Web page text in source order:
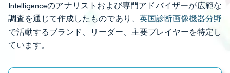
Intelligenceのアナリストおよび専門アドバイザーが広範な
調査を通じて作成したものであり、 英国診断画像機器分野
で活動するブランド、リーダー、主要プレイヤーを特定し
ています。